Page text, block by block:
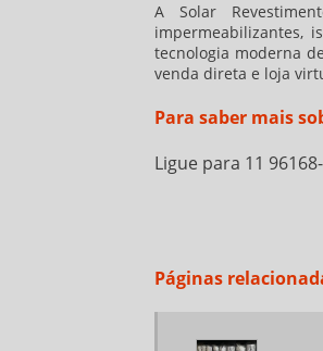
A Solar
impermeabilizantes,
tecnologia moderna
venda direta e loja
Para saber mais
Ligue para 11
Páginas